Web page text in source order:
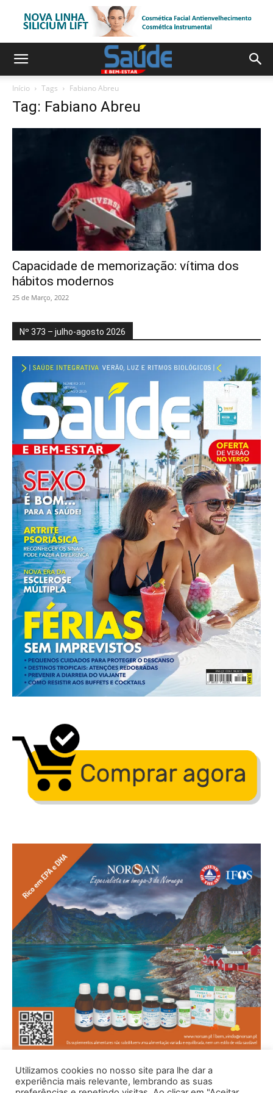
Início Tags Fabiano Abreu
Tag: Fabiano Abreu
Capacidade de memorização: vítima dos
hábitos modernos
25 de Março, 2022
Nº 373 – julho-agosto 2026
Utilizamos cookies no nosso site para lhe dar a
experiência mais relevante, lembrando as suas